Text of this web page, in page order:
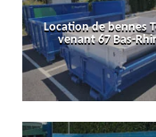
Location de bennes
venant 67 Bas-